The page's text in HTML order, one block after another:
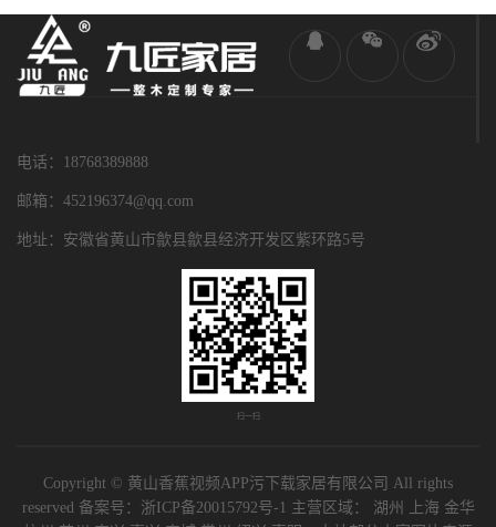
电话：18768389888
邮箱：452196374@qq.com
地址：安徽省黄山市歙县歙县经济开发区紫环路5号
扫一扫
Copyright © 黄山香蕉视频APP污下载家居有限公司 All rights
reserved 备案号： 浙ICP备20015792号-1 主营区域： 湖州 上海 金华